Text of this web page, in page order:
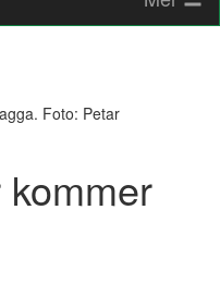
Foto: Petar
kommer